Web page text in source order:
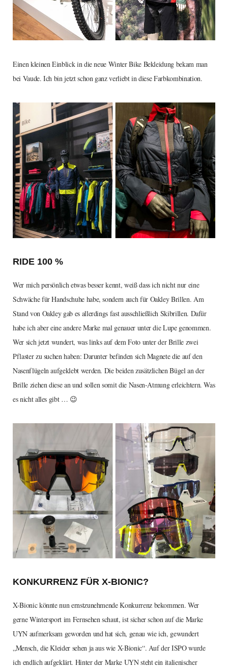
Einen kleinen Einblick in die neue Winter Bike Bekleidung bekam man
bei Vaude. Ich bin jetzt schon ganz verliebt in diese Farbkombination.
RIDE 100 %
Wer mich persönlich etwas besser kennt, weiß dass ich nicht nur eine
Schwäche für Handschuhe habe, sondern auch für Oakley Brillen. Am
Stand von Oakley gab es allerdings fast ausschließlich Skibrillen. Dafür
habe ich aber eine andere Marke mal genauer unter die Lupe genommen.
Wer sich jetzt wundert, was links auf dem Foto unter der Brille zwei
Pflaster zu suchen haben: Darunter befinden sich Magnete die auf den
Nasenflügeln aufgeklebt werden. Die beiden zusätzlichen Bügel an der
Brille ziehen diese an und sollen somit die Nasen-Atmung erleichtern. Was
es nicht alles gibt … 😉
KONKURRENZ FÜR X-BIONIC?
X-Bionic könnte nun ernstzunehmende Konkurrenz bekommen. Wer
gerne Wintersport im Fernsehen schaut, ist sicher schon auf die Marke
UYN aufmerksam geworden und hat sich, genau wie ich, gewundert
„Mensch, die Kleider sehen ja aus wie X-Bionic“. Auf der ISPO wurde
ich endlich aufgeklärt. Hinter der Marke UYN steht ein italienischer